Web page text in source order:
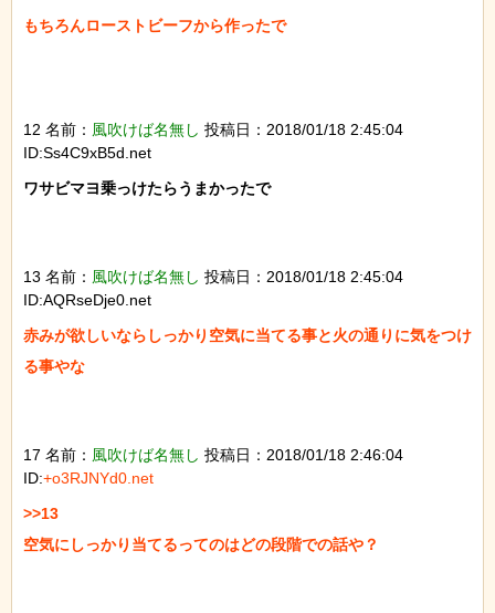
もちろんローストビーフから作ったで
12 名前： 風吹けば名無し 投稿日：2018/01/18 2:45:04
ID:Ss4C9xB5d.net
ワサビマヨ乗っけたらうまかったで
13 名前： 風吹けば名無し 投稿日：2018/01/18 2:45:04
ID:AQRseDje0.net
赤みが欲しいならしっかり空気に当てる事と火の通りに気をつけ
る事やな
17 名前： 風吹けば名無し 投稿日：2018/01/18 2:46:04
ID:+o3RJNYd0.net
>>13
空気にしっかり当てるってのはどの段階での話や？